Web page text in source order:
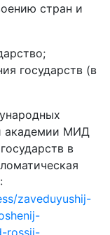
стран и
государств (в
академии МИД
в
zaveduyushij-
rossii-